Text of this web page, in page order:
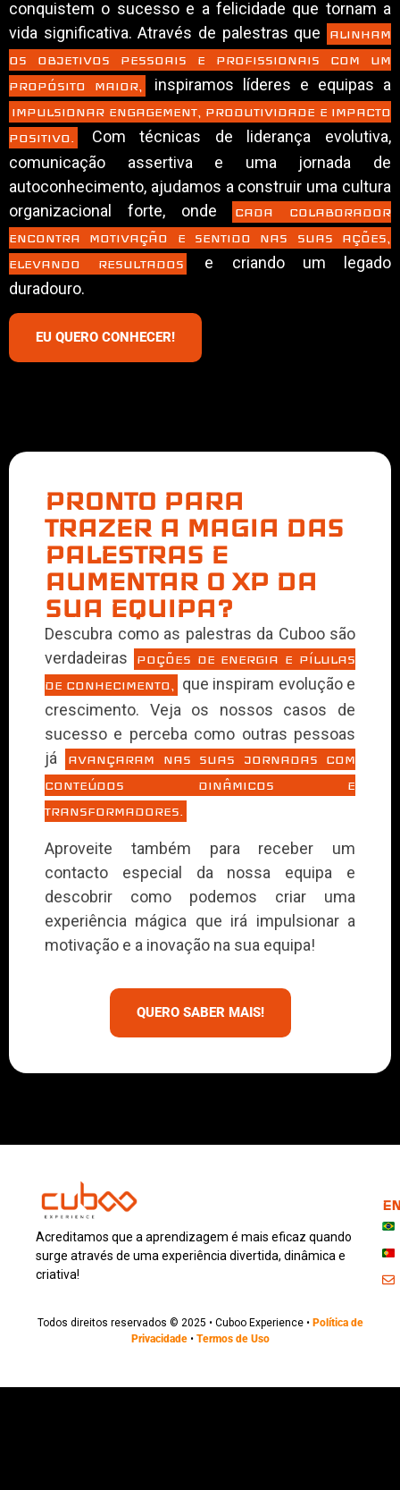
conquistem o sucesso e a felicidade que tornam a
vida significativa. Através de palestras que
ALINHAM
OS OBJETIVOS PESSOAIS E PROFISSIONAIS COM UM
PROPÓSITO MAIOR,
inspiramos líderes e equipas a
IMPULSIONAR ENGAGEMENT, PRODUTIVIDADE E IMPACTO
POSITIVO.
Com técnicas de liderança evolutiva,
comunicação assertiva e uma jornada de
autoconhecimento, ajudamos a construir uma cultura
organizacional forte, onde
CADA COLABORADOR
ENCONTRA MOTIVAÇÃO E SENTIDO NAS SUAS AÇÕES,
ELEVANDO RESULTADOS
e criando um legado
duradouro.
EU QUERO CONHECER!
PRONTO PARA
TRAZER A MAGIA DAS
PALESTRAS E
AUMENTAR O XP DA
SUA EQUIPA?
Descubra como as palestras da Cuboo são
verdadeiras
POÇÕES DE ENERGIA E PÍLULAS
DE CONHECIMENTO,
que inspiram evolução e
crescimento. Veja os nossos casos de
sucesso e perceba como outras pessoas
já
AVANÇARAM NAS SUAS JORNADAS COM
CONTEÚDOS DINÂMICOS E
TRANSFORMADORES.
Aproveite também para receber um
contacto especial da nossa equipa e
descobrir como podemos criar uma
experiência mágica que irá impulsionar a
motivação e a inovação na sua equipa!
QUERO SABER MAIS!
Acreditamos que a aprendizagem é mais eficaz quando
surge através de uma experiência divertida, dinâmica e
criativa!
Todos direitos reservados © 2025 • Cuboo Experience • Política de
Privacidade • Termos de Uso